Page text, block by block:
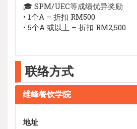
🎓 SPM/UEC等成绩优异奖励
• 1个A – 折扣 RM500
• 5个A 或以上 – 折扣 RM2,500
联络方式
维峰餐饮学院
地址